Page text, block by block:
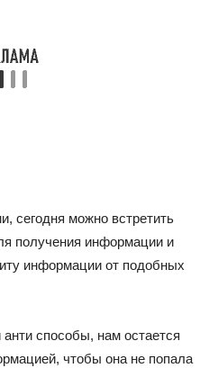
сегодня можно встретить
получения информации и
информации от подобных
способы, нам остается
чтобы она не попала